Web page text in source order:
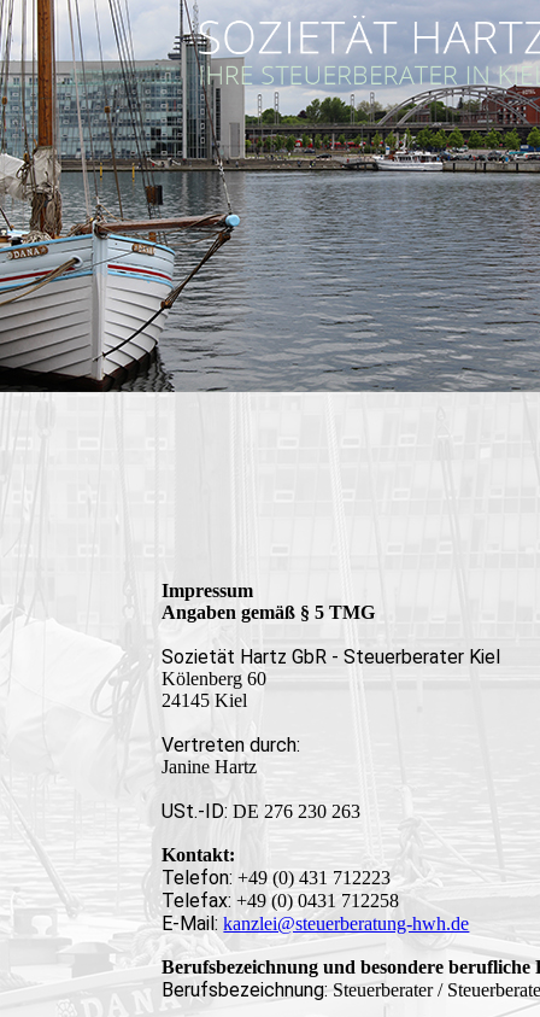
Impressum
Angaben gemäß § 5 TMG
Sozietät Hartz GbR - Steuerberater Kiel
Kölenberg 60
24145 Kiel
Vertreten durch:
Janine Hartz
USt.-ID:DE 276 230 263
Kontakt:
Telefon:+49 (0) 431 712223
Telefax: +49 (0) 0431 712258
E-Mail: kanzlei@steuerberatung-hwh.de
Berufsbezeichnung und besondere berufliche
Berufsbezeichnung:Steuerberater /